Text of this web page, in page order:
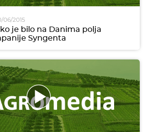
06/2015
je bilo na Danima polja
Syngenta